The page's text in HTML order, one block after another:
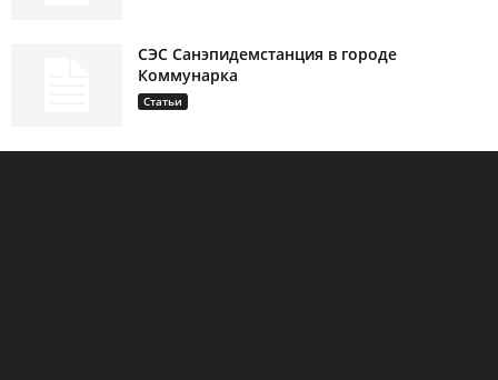
СЭС Санэпидемстанция в городе
Коммунарка
Статьи